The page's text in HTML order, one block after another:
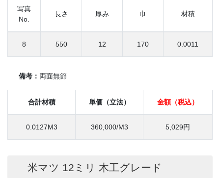
写真
No.
長さ 厚み 巾 材積
8 550 12 170 0.0011
備考： 両面無節
合計材積 単価（立法） 金額（税込）
0.0127M3 360,000/M3 5,029円
米マツ 12ミリ 木工グレード